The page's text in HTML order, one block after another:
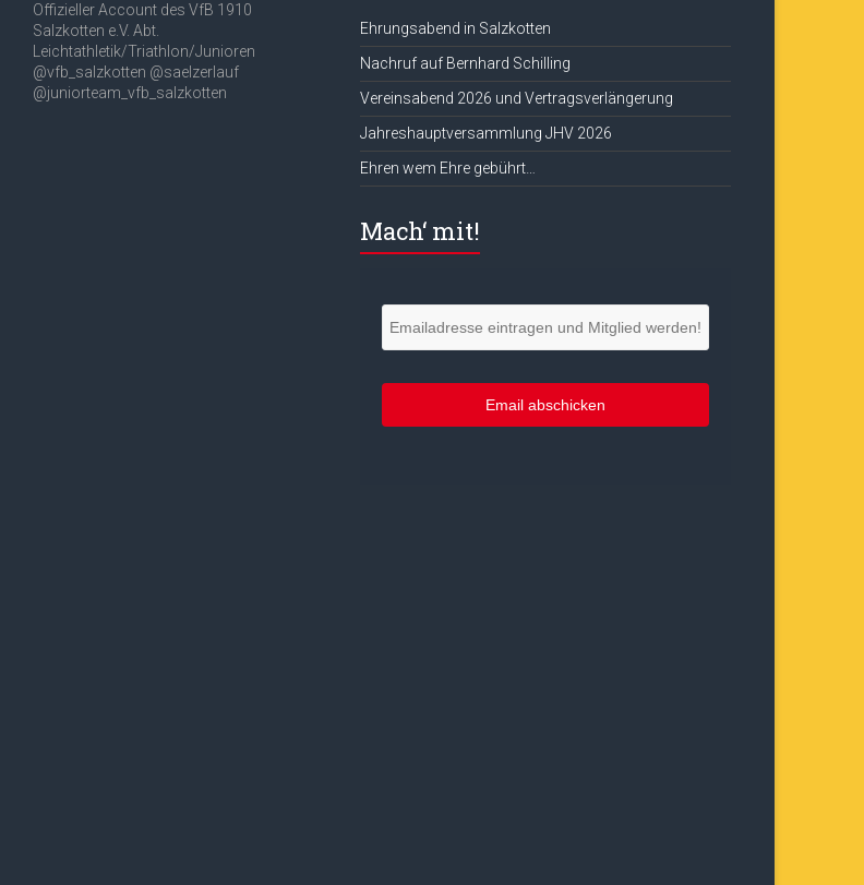
Offizieller Account des VfB 1910
Salzkotten e.V. Abt.
Leichtathletik/Triathlon/Junioren
@vfb_salzkotten @saelzerlauf
@juniorteam_vfb_salzkotten
Ehrungsabend in Salzkotten
Nachruf auf Bernhard Schilling
Vereinsabend 2026 und Vertragsverlängerung
Jahreshauptversammlung JHV 2026
Ehren wem Ehre gebührt…
Mach‘ mit!